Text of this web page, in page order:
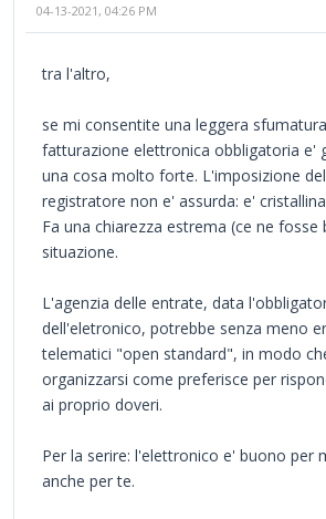
04-13-2021, 04:26 PM
tra l'altro,
se mi consentite una leggera
fatturazione elettronica obbligatoria e'
una cosa molto forte. L'imposizione
registratore non e' assurda: e'
Fa una chiarezza estrema (ce ne fosse
situazione.
L'agenzia delle entrate, data
dell'eletronico, potrebbe senza meno
telematici "open standard", in modo
organizzarsi come preferisce per
ai proprio doveri.
Per la serire: l'elettronico e' buono per
anche per te.